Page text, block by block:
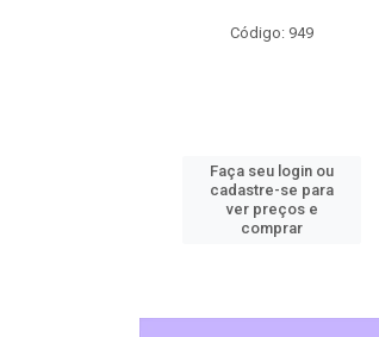
Código: 949
Faça seu login ou
cadastre-se para
ver preços e
comprar